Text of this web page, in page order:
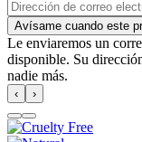
Avísame cuando este
Le enviaremos un
disponible. Su
nadie más.
‹ ›